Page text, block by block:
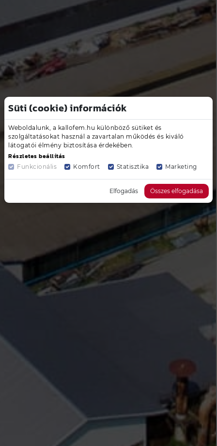
Süti (cookie) információk
Weboldalunk, a kallofem.hu különböző sütiket és
szolgáltatásokat használ a zavartalan működés és kiváló
látogatói élmény biztosítása érdekében.
Részletes beállítás
Funkcionális Komfort Statisztika Marketing
Elfogadás Összes elfogadása